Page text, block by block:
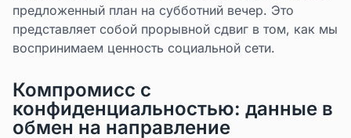
предложенный план на субботний вечер. Это
представляет собой прорывной сдвиг в том, как мы
воспринимаем ценность социальной сети.
Компромисс с
конфиденциальностью: данные в
обмен на направление